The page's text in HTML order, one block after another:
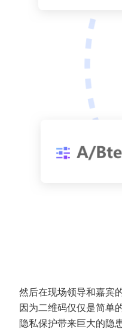
然后在现场领导和嘉宾
因为二维码仅仅是简单
隐私保护带来巨大的隐